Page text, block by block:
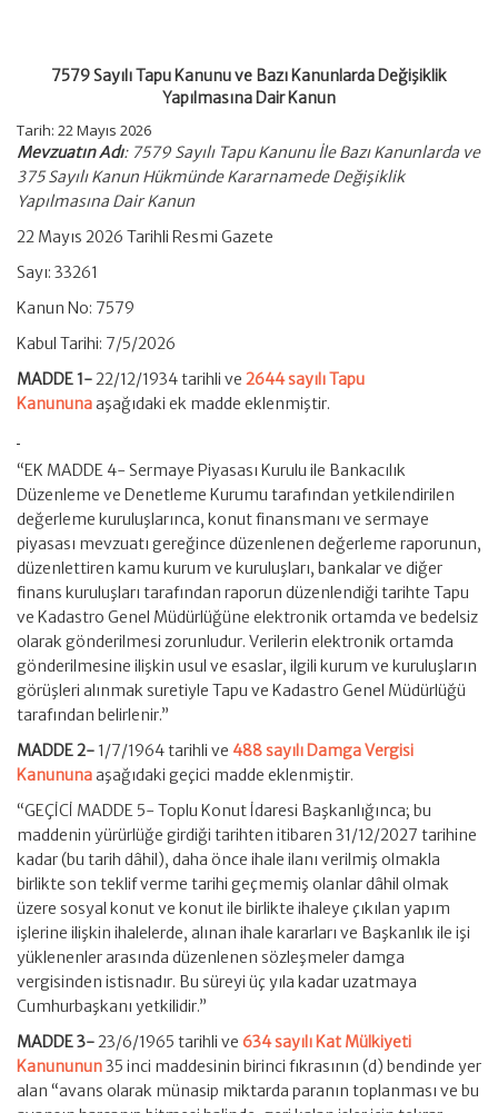
7579 Sayılı Tapu Kanunu ve Bazı Kanunlarda Değişiklik
Yapılmasına Dair Kanun
Tarih: 22 Mayıs 2026
Mevzuatın Adı: 7579 Sayılı Tapu Kanunu İle Bazı Kanunlarda ve
375 Sayılı Kanun Hükmünde Kararnamede Değişiklik
Yapılmasına Dair Kanun
22 Mayıs 2026 Tarihli Resmi Gazete
Sayı: 33261
Kanun No: 7579
Kabul Tarihi: 7/5/2026
MADDE 1- 22/12/1934 tarihli ve 2644 sayılı Tapu
Kanununaaşağıdaki ek madde eklenmiştir.
“EK MADDE 4- Sermaye Piyasası Kurulu ile Bankacılık
Düzenleme ve Denetleme Kurumu tarafından yetkilendirilen
değerleme kuruluşlarınca, konut finansmanı ve sermaye
piyasası mevzuatı gereğince düzenlenen değerleme raporunun,
düzenlettiren kamu kurum ve kuruluşları, bankalar ve diğer
finans kuruluşları tarafından raporun düzenlendiği tarihte Tapu
ve Kadastro Genel Müdürlüğüne elektronik ortamda ve bedelsiz
olarak gönderilmesi zorunludur. Verilerin elektronik ortamda
gönderilmesine ilişkin usul ve esaslar, ilgili kurum ve kuruluşların
görüşleri alınmak suretiyle Tapu ve Kadastro Genel Müdürlüğü
tarafından belirlenir.”
MADDE 2- 1/7/1964 tarihli ve 488 sayılı Damga Vergisi
Kanununaaşağıdaki geçici madde eklenmiştir.
“GEÇİCİ MADDE 5- Toplu Konut İdaresi Başkanlığınca; bu
maddenin yürürlüğe girdiği tarihten itibaren 31/12/2027 tarihine
kadar (bu tarih dâhil), daha önce ihale ilanı verilmiş olmakla
birlikte son teklif verme tarihi geçmemiş olanlar dâhil olmak
üzere sosyal konut ve konut ile birlikte ihaleye çıkılan yapım
işlerine ilişkin ihalelerde, alınan ihale kararları ve Başkanlık ile işi
yüklenenler arasında düzenlenen sözleşmeler damga
vergisinden istisnadır. Bu süreyi üç yıla kadar uzatmaya
Cumhurbaşkanı yetkilidir.”
MADDE 3- 23/6/1965 tarihli ve 634 sayılı Kat Mülkiyeti
Kanununun35 inci maddesinin birinci fıkrasının (d) bendinde yer
alan “avans olarak münasip miktarda paranın toplanması ve bu